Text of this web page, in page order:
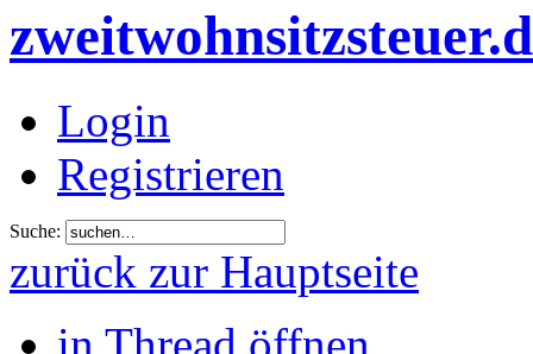
Login
Registrieren
Suche:
zurück zur Hauptseite
in Thread öffnen